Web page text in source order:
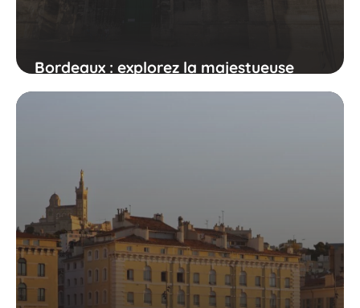
Bordeaux : explorez la majestueuse
cathédrale Saint-André